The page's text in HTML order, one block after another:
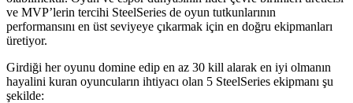
ve MVP’lerin tercihi SteelSeries de oyun tutkunlarının
performansını en üst seviyeye çıkarmak için en doğru ekipmanları
üretiyor.
Girdiği her oyunu domine edip en az 30 kill alarak en iyi olmanın
hayalini kuran oyuncuların ihtiyacı olan 5 SteelSeries ekipmanı şu
şekilde: